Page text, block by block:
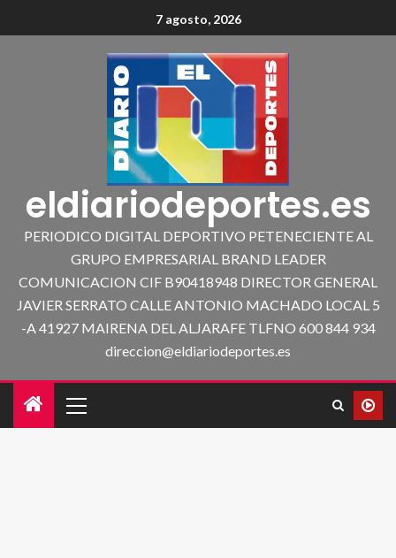
7 agosto, 2026
eldiariodeportes.es
PERIODICO DIGITAL DEPORTIVO PETENECIENTE AL
GRUPO EMPRESARIAL BRAND LEADER
COMUNICACION CIF B90418948 DIRECTOR GENERAL
JAVIER SERRATO CALLE ANTONIO MACHADO LOCAL 5
-A 41927 MAIRENA DEL ALJARAFE TLFNO 600 844 934
direccion@eldiariodeportes.es